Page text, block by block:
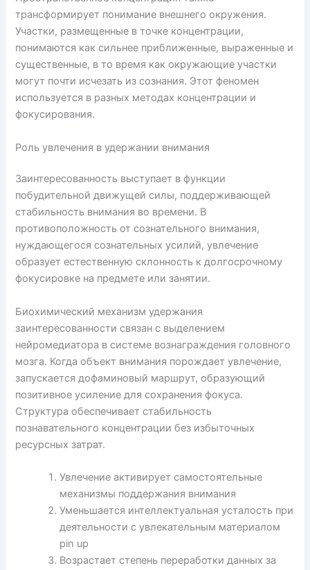
трансформирует понимание внешнего окружения.
Участки, размещенные в точке концентрации,
понимаются как сильнее приближенные, выраженные и
существенные, в то время как окружающие участки
могут почти исчезать из сознания. Этот феномен
используется в разных методах концентрации и
фокусирования.
Роль увлечения в удержании внимания
Заинтересованность выступает в функции
побудительной движущей силы, поддерживающей
стабильность внимания во времени. В
противоположность от сознательного внимания,
нуждающегося сознательных усилий, увлечение
образует естественную склонность к долгосрочному
фокусировке на предмете или занятии.
Биохимический механизм удержания
заинтересованности связан с выделением
нейромедиатора в системе вознаграждения головного
мозга. Когда объект внимания порождает увлечение,
запускается дофаминовый маршрут, образующий
позитивное усиление для сохранения фокуса.
Структура обеспечивает стабильность
познавательного концентрации без избыточных
ресурсных затрат.
Увлечение активирует самостоятельные
механизмы поддержания внимания
Уменьшается интеллектуальная усталость при
деятельности с увлекательным материалом
pin up
Возрастает степень переработки данных за